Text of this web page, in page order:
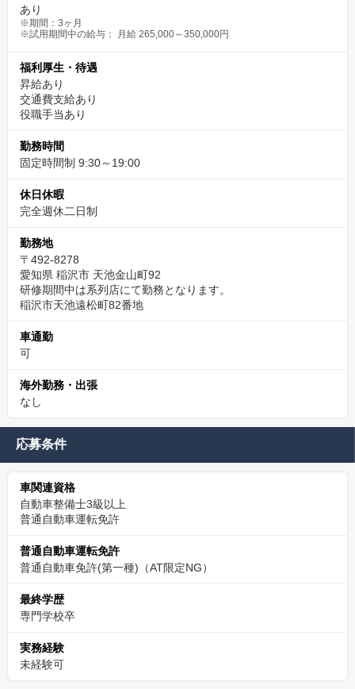
あり
※期間：3ヶ月
※試用期間中の給与： 月給 265,000～350,000円
福利厚生・待遇
昇給あり
交通費支給あり
役職手当あり
勤務時間
固定時間制 9:30～19:00
休日休暇
完全週休二日制
勤務地
〒492-8278
愛知県 稲沢市 天池金山町92
研修期間中は系列店にて勤務となります。
稲沢市天池遠松町82番地
車通勤
可
海外勤務・出張
なし
応募条件
車関連資格
自動車整備士3級以上
普通自動車運転免許
普通自動車運転免許
普通自動車免許(第一種)（AT限定NG）
最終学歴
専門学校卒
実務経験
未経験可